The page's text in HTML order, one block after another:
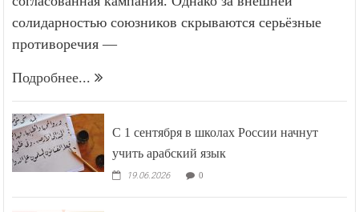
солидарностью союзников скрываются серьёзные
противоречия —
Подробнее...
С 1 сентября в школах России начнут
учить арабский язык
19.06.2026 0